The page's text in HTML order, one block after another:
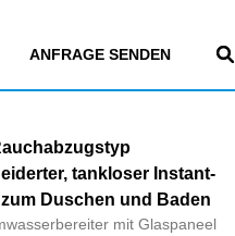
ANFRAGE SENDEN
tankloser Instant-
Duschen und Baden
mit Glaspaneel